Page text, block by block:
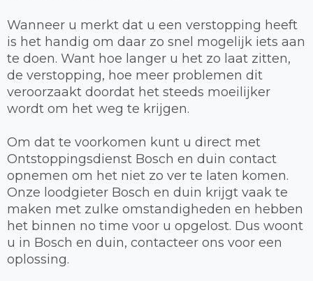
Wanneer u merkt dat u een verstopping heeft
is het handig om daar zo snel mogelijk iets aan
te doen. Want hoe langer u het zo laat zitten,
de verstopping, hoe meer problemen dit
veroorzaakt doordat het steeds moeilijker
wordt om het weg te krijgen.
Om dat te voorkomen kunt u direct met
Ontstoppingsdienst Bosch en duin contact
opnemen om het niet zo ver te laten komen.
Onze loodgieter Bosch en duin krijgt vaak te
maken met zulke omstandigheden en hebben
het binnen no time voor u opgelost. Dus woont
u in Bosch en duin, contacteer ons voor een
oplossing.